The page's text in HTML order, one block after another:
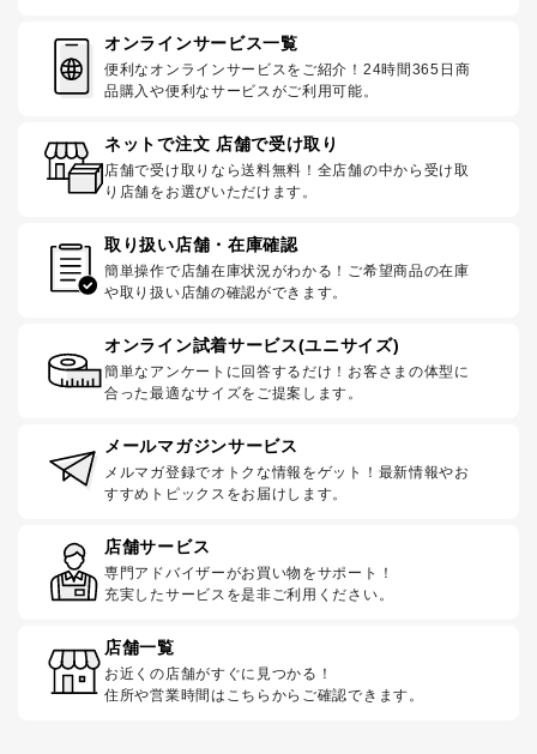
オンラインサービス一覧
便利なオンラインサービスをご紹介！24時間365日商
品購入や便利なサービスがご利用可能。
ネットで注文 店舗で受け取り
店舗で受け取りなら送料無料！全店舗の中から受け取
り店舗をお選びいただけます。
取り扱い店舗・在庫確認
簡単操作で店舗在庫状況がわかる！ご希望商品の在庫
や取り扱い店舗の確認ができます。
オンライン試着サービス(ユニサイズ)
簡単なアンケートに回答するだけ！お客さまの体型に
合った最適なサイズをご提案します。
メールマガジンサービス
メルマガ登録でオトクな情報をゲット！最新情報やお
すすめトピックスをお届けします。
店舗サービス
専門アドバイザーがお買い物をサポート！
充実したサービスを是非ご利用ください。
店舗一覧
お近くの店舗がすぐに見つかる！
住所や営業時間はこちらからご確認できます。